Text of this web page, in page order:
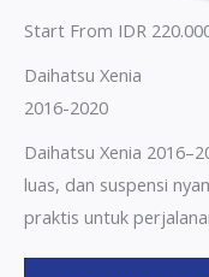
Start From IDR
Daihatsu Xenia
2016-2020
Daihatsu Xenia
luas, dan suspensi
praktis untuk